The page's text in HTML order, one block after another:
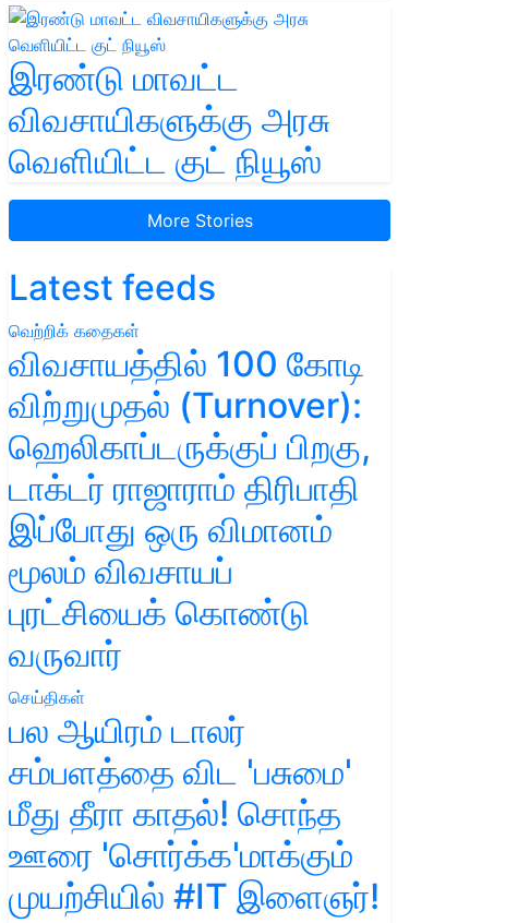
இரண்டு மாவட்ட
விவசாயிகளுக்கு அரசு
வெளியிட்ட குட் நியூஸ்
More Stories
Latest feeds
வெற்றிக் கதைகள்
விவசாயத்தில் 100 கோடி
விற்றுமுதல் (Turnover):
ஹெலிகாப்டருக்குப் பிறகு,
டாக்டர் ராஜாராம் திரிபாதி
இப்போது ஒரு விமானம்
மூலம் விவசாயப்
புரட்சியைக் கொண்டு
வருவார்
செய்திகள்
பல ஆயிரம் டாலர்
சம்பளத்தை விட 'பசுமை'
மீது தீரா காதல்! சொந்த
ஊரை 'சொர்க்க'மாக்கும்
முயற்சியில் #IT இளைஞர்!